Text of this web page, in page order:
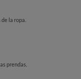
la ropa.
prendas.